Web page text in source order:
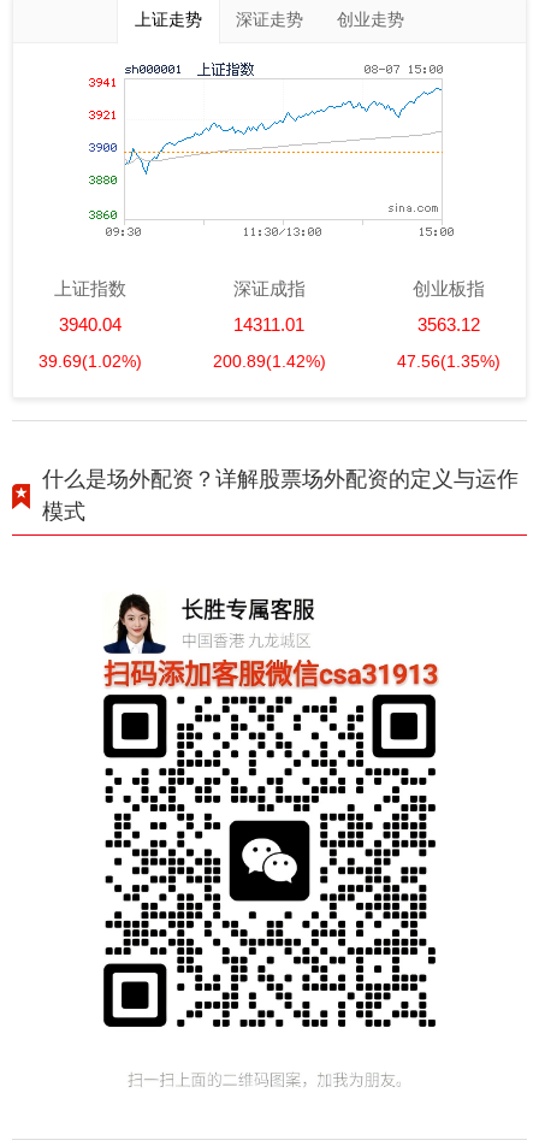
上证走势 深证走势 创业走势
上证指数
3940.04
39.69(1.02%)
深证成指
14311.01
200.89(1.42%)
创业板指
3563.12
47.56(1.35%)
什么是场外配资？详解股票场外配资的定义与运作
模式